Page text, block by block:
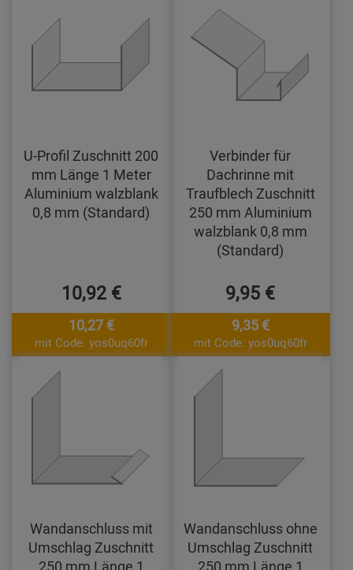
U-Profil Zuschnitt 200
mm Länge 1 Meter
Aluminium walzblank
0,8 mm (Standard)
10,92 €
10,27 €
mit Code: yos0uq60fr
Verbinder für
Dachrinne mit
Traufblech Zuschnitt
250 mm Aluminium
walzblank 0,8 mm
(Standard)
9,95 €
9,35 €
mit Code: yos0uq60fr
Wandanschluss mit
Umschlag Zuschnitt
250 mm Länge 1
Wandanschluss ohne
Umschlag Zuschnitt
250 mm Länge 1